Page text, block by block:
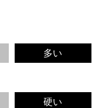
多い
硬い